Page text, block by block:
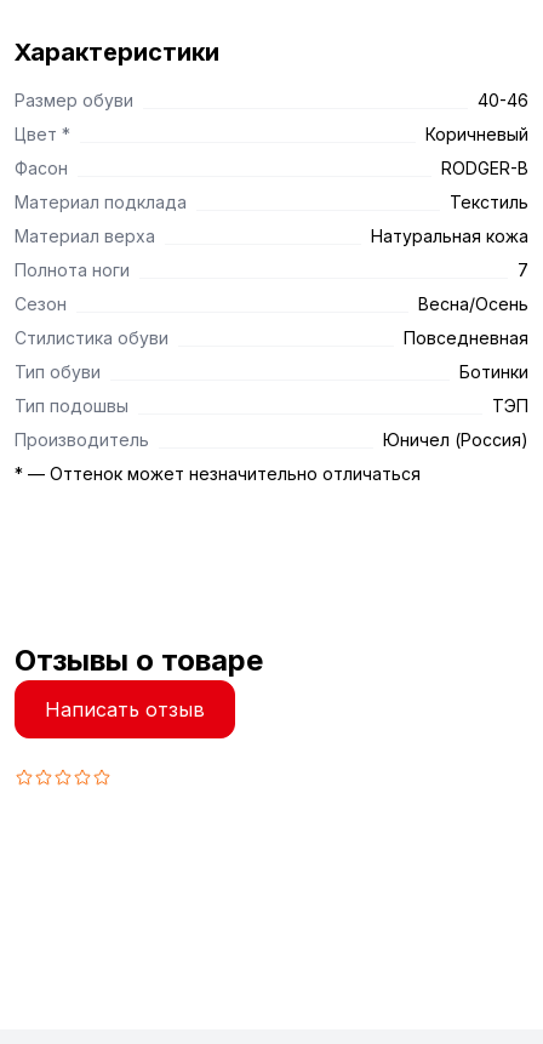
Характеристики
Размер обуви
40-46
Цвет *
Коричневый
Фасон
RODGER-B
Материал подклада
Текстиль
Материал верха
Натуральная кожа
Полнота ноги
7
Сезон
Весна/Осень
Стилистика обуви
Повседневная
Тип обуви
Ботинки
Тип подошвы
ТЭП
Производитель
Юничел (Россия)
* — Оттенок может незначительно отличаться
Отзывы о товаре
Написать отзыв